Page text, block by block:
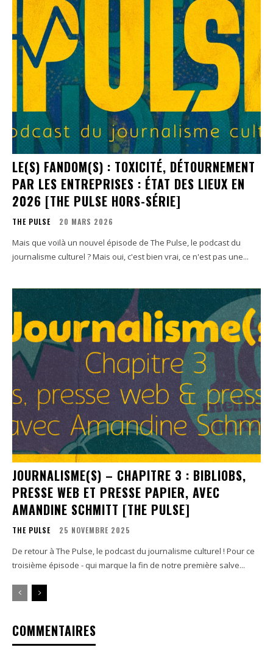
LE(S) FANDOM(S) : TOXICITÉ, DÉTOURNEMENT
PAR LES ENTREPRISES : ÉTAT DES LIEUX EN
2026 [THE PULSE HORS-SÉRIE]
THE PULSE 20 MARS 2026
Mais que voilà un nouvel épisode de The Pulse, le podcast du
journalisme culturel ? Mais oui, c'est bien vrai, ce n'est pas une...
JOURNALISME(S) – CHAPITRE 3 : BIBLIOBS,
PRESSE WEB ET PRESSE PAPIER, AVEC
AMANDINE SCHMITT [THE PULSE]
THE PULSE 25 NOVEMBRE 2025
De retour à The Pulse, le podcast du journalisme culturel ! Pour ce
troisième épisode - qui marque la fin de notre première salve...
COMMENTAIRES